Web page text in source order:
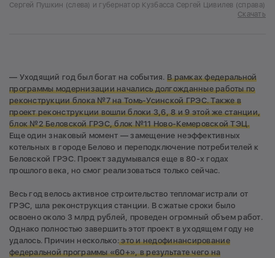
Сергей Пушкин (слева) и губернатор Кузбасса Сергей Цивилев (справа)
Скачать
— Уходящий год был богат на события. В рамках федеральной
программы модернизации начались долгожданные работы по
реконструкции блока №7 на Томь-Усинской ГРЭС. Также в
проект реконструкции вошли блоки 3,6, 8 и 9 этой же станции,
блок №2 Беловской ГРЭС, блок №11 Ново-Кемеровской ТЭЦ.
Еще один знаковый момент — замещение неэффективных
котельных в городе Белово и переподключение потребителей к
Беловской ГРЭС. Проект задумывался еще в 80-х годах
прошлого века, но смог реализоваться только сейчас.
Весь год велось активное строительство тепломагистрали от
ГРЭС, шла реконструкция станции. В сжатые сроки было
освоено около 3 млрд рублей, проведен огромный объем работ.
Однако полностью завершить этот проект в уходящем году не
удалось. Причин несколько:это и недофинансирование
федеральной программы «60+», в результате чего на